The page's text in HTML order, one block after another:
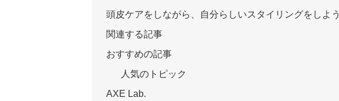
頭皮ケアをしながら、自分らしいスタイリングをしよう
関連する記事
おすすめの記事
人気のトピック
AXE Lab.